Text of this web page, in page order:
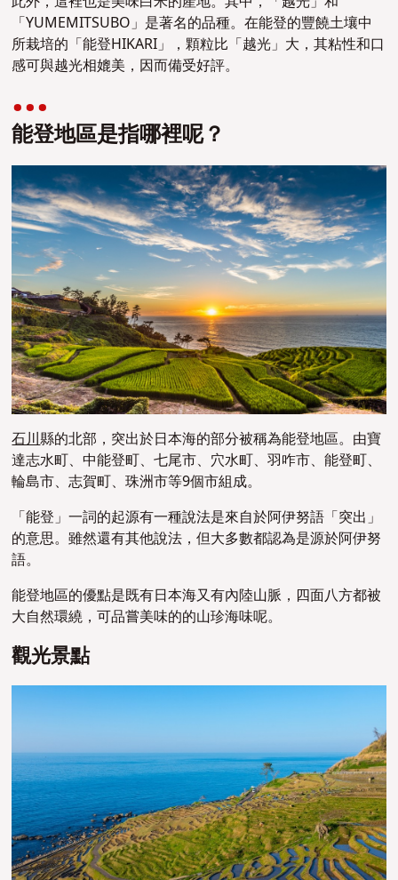
「YUMEMITSUBO」是著名的品種。在能登的豐饒土壤中
所栽培的「能登HIKARI」，顆粒比「越光」大，其粘性和口
感可與越光相媲美，因而備受好評。
能登地區是指哪裡呢？
石川縣的北部，突出於日本海的部分被稱為能登地區。由寶
達志水町、中能登町、七尾市、穴水町、羽咋市、能登町、
輪島市、志賀町、珠洲市等9個市組成。
「能登」一詞的起源有一種說法是來自於阿伊努語「突出」
的意思。雖然還有其他說法，但大多數都認為是源於阿伊努
語。
能登地區的優點是既有日本海又有內陸山脈 ， 四面八方都被
大自然環繞，可品嘗美味的的山珍海味呢。
觀光景點